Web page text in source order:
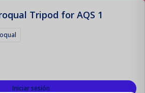
Tripod for AQS 1
Iniciar sesión